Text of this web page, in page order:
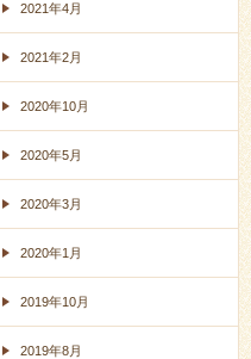
2021年4月
2021年2月
2020年10月
2020年5月
2020年3月
2020年1月
2019年10月
2019年8月